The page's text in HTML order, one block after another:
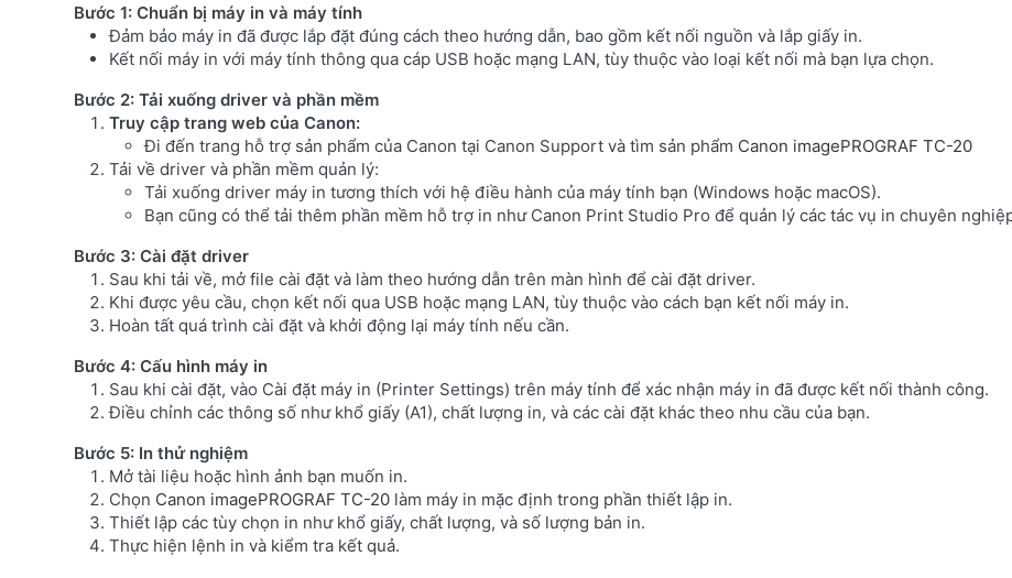
Bước 1: Chuẩn bị máy in và máy tính
Đảm bảo máy in đã được lắp đặt đúng cách theo hướng dẫn, bao gồm kết nối nguồn và lắp giấy in.
Kết nối máy in với máy tính thông qua cáp USB hoặc mạng LAN, tùy thuộc vào loại kết nối mà bạn lựa chọn.
Bước 2: Tải xuống driver và phần mềm
Truy cập trang web của Canon:
Đi đến trang hỗ trợ sản phẩm của Canon tại Canon Support và tìm sản phẩm Canon imagePROGRAF TC-20
Tải về driver và phần mềm quản lý:
Tải xuống driver máy in tương thích với hệ điều hành của máy tính bạn (Windows hoặc macOS).
Bạn cũng có thể tải thêm phần mềm hỗ trợ in như Canon Print Studio Pro để quản lý các tác vụ in chuyên
Bước 3: Cài đặt driver
Sau khi tải về, mở file cài đặt và làm theo hướng dẫn trên màn hình để cài đặt driver.
Khi được yêu cầu, chọn kết nối qua USB hoặc mạng LAN, tùy thuộc vào cách bạn kết nối máy in.
Hoàn tất quá trình cài đặt và khởi động lại máy tính nếu cần.
Bước 4: Cấu hình máy in
Sau khi cài đặt, vào Cài đặt máy in (Printer Settings) trên máy tính để xác nhận máy in đã được kết nối thành công.
Điều chỉnh các thông số như khổ giấy (A1), chất lượng in, và các cài đặt khác theo nhu cầu của bạn.
Bước 5: In thử nghiệm
Mở tài liệu hoặc hình ảnh bạn muốn in.
Chọn Canon imagePROGRAF TC-20 làm máy in mặc định trong phần thiết lập in.
Thiết lập các tùy chọn in như khổ giấy, chất lượng, và số lượng bản in.
Thực hiện lệnh in và kiểm tra kết quả.